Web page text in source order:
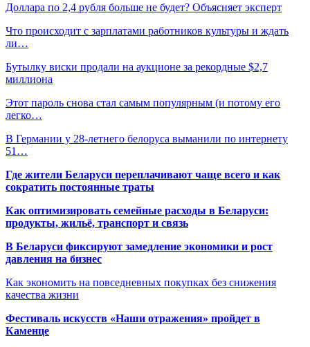
Доллара по 2,4 рубля больше не будет? Объясняет эксперт
Что происходит с зарплатами работников культуры и ждать
ли…
Бутылку виски продали на аукционе за рекордные $2,7
миллиона
Этот пароль снова стал самым популярным (и потому его
легко…
В Германии у 28-летнего белоруса выманили по интернету
51…
Где жители Беларуси переплачивают чаще всего и как
сократить постоянные траты
Как оптимизировать семейные расходы в Беларуси:
продукты, жильё, транспорт и связь
В Беларуси фиксируют замедление экономики и рост
давления на бизнес
Как экономить на повседневных покупках без снижения
качества жизни
Фестиваль искусств «Наши отражения» пройдет в
Каменце